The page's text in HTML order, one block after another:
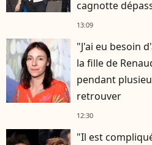
cagnotte
13:09
"J'ai eu besoin
la fille de
pendant
retrouver
12:30
"Il est